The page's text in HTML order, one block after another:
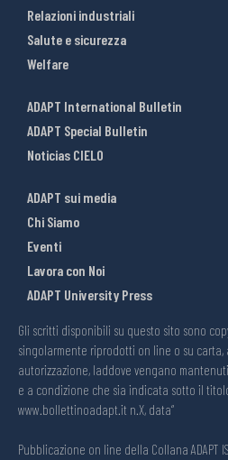
Relazioni industriali
Salute e sicurezza
Welfare
ADAPT International Bulletin
ADAPT Special Bulletin
Noticias CIELO
ADAPT sui media
Chi Siamo
Eventi
Lavora con Noi
ADAPT University Press
Gli scritti disponibili su questo sito sono
singolarmente riprodotti on line o su carta,
autorizzazione, laddove vengano
e a condizione che sia indicata sotto il
www.bollettinoadapt.it n.X, data“
Pubblicazione on line della Collana ADAPT